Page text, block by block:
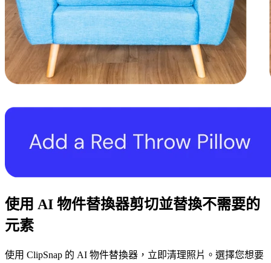
使用 AI 物件替換器剪切並替換不需要的
元素
使用 ClipSnap 的 AI 物件替換器，立即清理照片。選擇您想要